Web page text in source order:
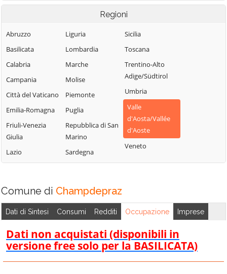
Challand-Saint-
Chambave
Chamois
Champdepraz
Champorcher
Charvensod
Châtillon
Cogne
Courmayeur
Donnas
Emarèse
La Magdeleine
La Thuile
Lillianes
Montjovet
Morgex
Nus
Ollomont
Oyace
Perloz
Pollein
Saint-Rhémy-en-
Bosses
Saint-Vincent
Sarre
Torgnon
Valgrisenche
Valpelline
Valsavarenche
Valtournenche
Verrayes
Regioni
Abruzzo
Basilicata
Calabria
Campania
Città del Vaticano
Emilia-Romagna
Friuli-Venezia
Giulia
Lazio
Liguria
Lombardia
Marche
Molise
Piemonte
Puglia
Repubblica di San
Marino
Sardegna
Sicilia
Toscana
Trentino-Alto
Adige/Südtirol
Umbria
Valle
d'Aosta/Vallée
d'Aoste
Veneto
Comune di Champdepraz
Dati di Sintesi Consumi Redditi Occupazione Imprese
Dati non acquistati (disponibili in
versione free solo per la BASILICATA)